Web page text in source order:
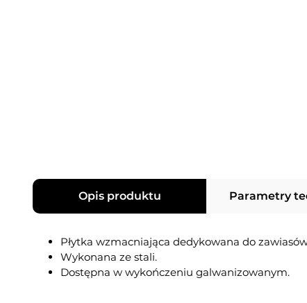
Opis produktu Parametry
Płytka wzmacniająca dedykowana do
Wykonana ze stali.
Dostępna w wykończeniu galwanizowanym.